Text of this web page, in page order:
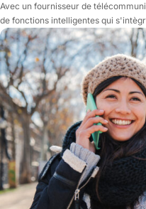
Avec un fournisseur de
de fonctions intelligentes qui